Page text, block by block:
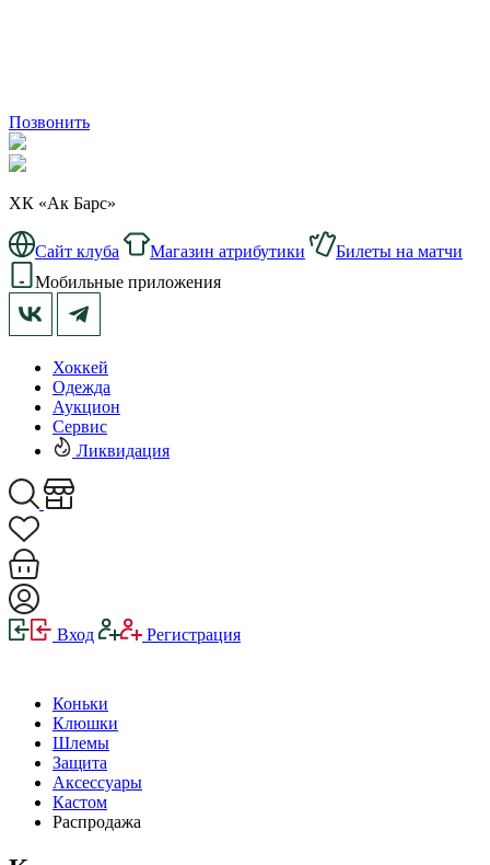
Позвонить
ХК «Ак Барс»
Сайт клуба Магазин атрибутики
Билеты на матчи
Мобильные приложения
Хоккей
Одежда
Аукцион
Сервис
Ликвидация
Вход Регистрация
Коньки
Клюшки
Шлемы
Защита
Аксессуары
Кастом
Распродажа